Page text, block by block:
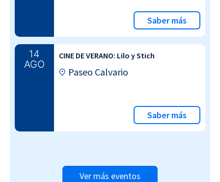
Saber más
14
AGO
CINE DE VERANO: Lilo y Stich
Paseo Calvario
Saber más
Ver más eventos